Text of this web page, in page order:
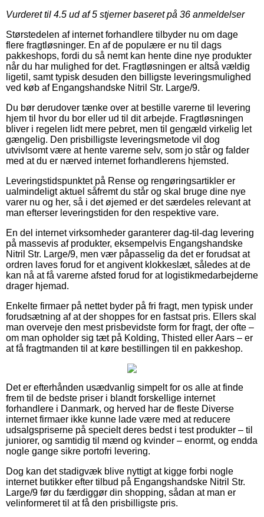
Vurderet til 4.5 ud af 5 stjerner baseret på 36 anmeldelser
Størstedelen af internet forhandlere tilbyder nu om dage
flere fragtløsninger. En af de populære er nu til dags
pakkeshops, fordi du så nemt kan hente dine nye produkter
når du har mulighed for det. Fragtløsningen er altså vældig
ligetil, samt typisk desuden den billigste leveringsmulighed
ved køb af Engangshandske Nitril Str. Large/9.
Du bør derudover tænke over at bestille varerne til levering
hjem til hvor du bor eller ud til dit arbejde. Fragtløsningen
bliver i regelen lidt mere pebret, men til gengæld virkelig let
gængelig. Den prisbilligste leveringsmetode vil dog
utvivlsomt være at hente varerne selv, som jo står og falder
med at du er nærved internet forhandlerens hjemsted.
Leveringstidspunktet på Rense og rengøringsartikler er
ualmindeligt aktuel såfremt du står og skal bruge dine nye
varer nu og her, så i det øjemed er det særdeles relevant at
man efterser leveringstiden for den respektive vare.
En del internet virksomheder garanterer dag-til-dag levering
på massevis af produkter, eksempelvis Engangshandske
Nitril Str. Large/9, men vær påpasselig da det er forudsat at
ordren laves forud for et angivent klokkeslæt, således at de
kan nå at få varerne afsted forud for at logistikmedarbejderne
drager hjemad.
Enkelte firmaer på nettet byder på fri fragt, men typisk under
forudsætning af at der shoppes for en fastsat pris. Ellers skal
man overveje den mest prisbevidste form for fragt, der ofte –
om man opholder sig tæt på Kolding, Thisted eller Aars – er
at få fragtmanden til at køre bestillingen til en pakkeshop.
Det er efterhånden usædvanlig simpelt for os alle at finde
frem til de bedste priser i blandt forskellige internet
forhandlere i Danmark, og herved har de fleste Diverse
internet firmaer ikke kunne lade være med at reducere
udsalgspriserne på specielt deres bedst i test produkter – til
juniorer, og samtidig til mænd og kvinder – enormt, og endda
nogle gange sikre portofri levering.
Dog kan det stadigvæk blive nyttigt at kigge forbi nogle
internet butikker efter tilbud på Engangshandske Nitril Str.
Large/9 før du færdiggør din shopping, sådan at man er
velinformeret til at få den prisbilligste pris.